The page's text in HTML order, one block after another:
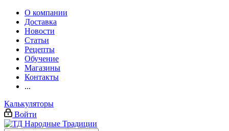
О компании
Доставка
Новости
Статьи
Рецепты
Обучение
Магазины
Контакты
...
Калькуляторы
Войти